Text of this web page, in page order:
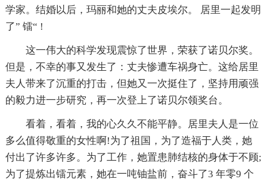
学家。结婚以后，玛丽和她的丈夫皮埃尔。 居里一起发明
了” 镭“ !
这一伟大的科学发现震惊了世界，荣获了诺贝尔奖。
但是，不幸的事又发生了：丈夫惨遭车祸身亡。这给居里
夫人带来了沉重的打击，但她又一次挺住了，坚持用顽强
的毅力进一步研究，再一次登上了诺贝尔领奖台。
看着，看着，我的心久久不能平静。居里夫人是一位
多么值得敬重的女性啊!为了祖国，为了造福于人类，她
付出了许多许多。为了工作，她置患肺结核的身体于不顾;
为了提炼出镭元素，她在一吨铀盐前，奋斗了3 年零9 个